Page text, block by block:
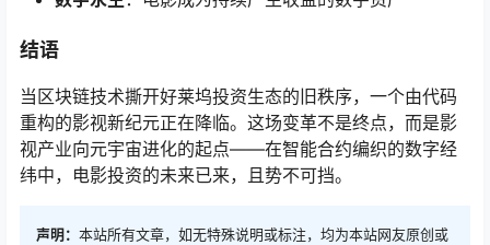
结语
当区块链技术撕开好莱坞投资生态的旧秩序，一个由代码
重构的影视新纪元正在降临。这场变革不是终点，而是影
视产业向元宇宙进化的起点——在智能合约编织的数字经
纬中，电影投资的未来已来，且势不可挡。
声明： 本站所有文章，如无特殊说明或标注，均为本站网友原创或